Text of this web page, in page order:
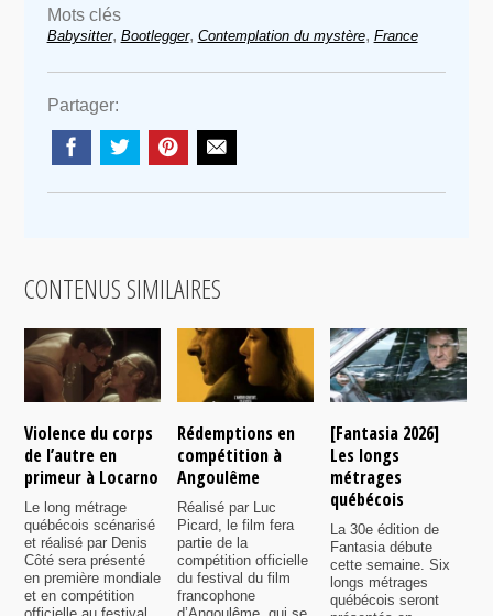
Mots clés
Babysitter, Bootlegger, Contemplation du mystère, France
Partager:
CONTENUS SIMILAIRES
Violence du corps
de l’autre en
primeur à Locarno
Le long métrage
québécois scénarisé
et réalisé par Denis
Côté sera présenté
en première mondiale
et en compétition
Rédemptions en
compétition à
Angoulême
Réalisé par Luc
Picard, le film fera
partie de la
compétition officielle
du festival du film
francophone
[Fantasia 2026]
Les longs
métrages
québécois
La 30e édition de
Fantasia débute
cette semaine. Six
longs métrages
québécois seront